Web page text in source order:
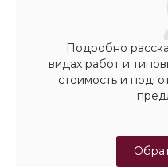
Подробно
видах работ и
стоимость и